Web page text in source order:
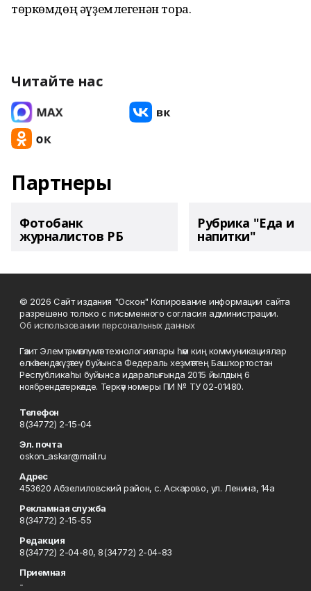
төркөмдөң әүҙемлегенән тора.
Читайте нас
Партнеры
Фотобанк
журналистов РБ
Рубрика "Еда и
напитки"
© 2026 Сайт издания "Оскон" Копирование информации сайта
разрешено только с письменного согласия администрации.
Об использовании персональных данных
Гәзит Элемтә, мәғлүмәт технологиялары һәм киң коммуникациялар
өлкәһендә күҙәтеү буйынса Федераль хеҙмәттең Башҡортостан
Республикаһы буйынса идаралығында 2015 йылдың 6
ноябрендә теркәлде. Теркәү номеры ПИ № ТУ 02-01480.
Телефон
8(34772) 2-15-04
Эл. почта
oskon_askar@mail.ru
Адрес
453620 Абзелиловский район, с. Аскарово, ул. Ленина, 14а
Рекламная служба
8(34772) 2-15-55
Редакция
8(34772) 2-04-80, 8(34772) 2-04-83
Приемная
-